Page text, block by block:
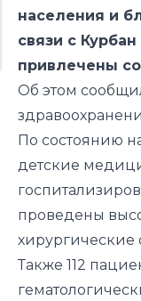
населения и
связи с
привлечены
Об этом
По состоянию
детские
проведены
хирургические
Также 112